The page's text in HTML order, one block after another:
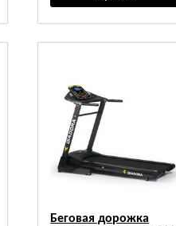
Беговая дорожка